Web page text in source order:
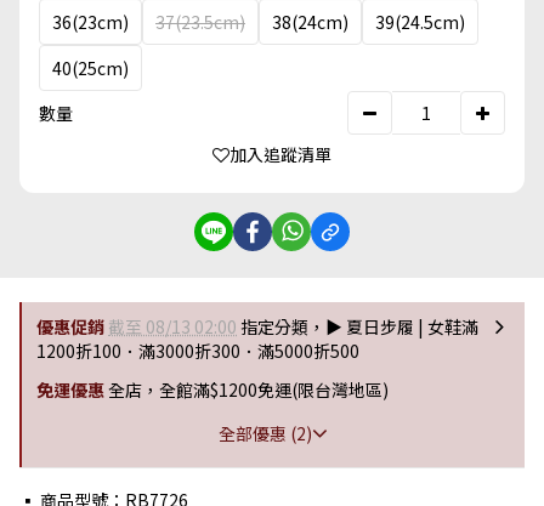
36(23cm)
37(23.5cm) 38(24cm)
39(24.5cm)
40(25cm)
數量
加入追蹤清單
優惠促銷 截至 08/13 02:00 指定分類，▶︎ 夏日步履 | 女鞋滿
1200折100．滿3000折300．滿5000折500
免運優惠全店，全館滿$1200免運(限台灣地區)
全部優惠 (2)
▪ 商品型號：RB7726